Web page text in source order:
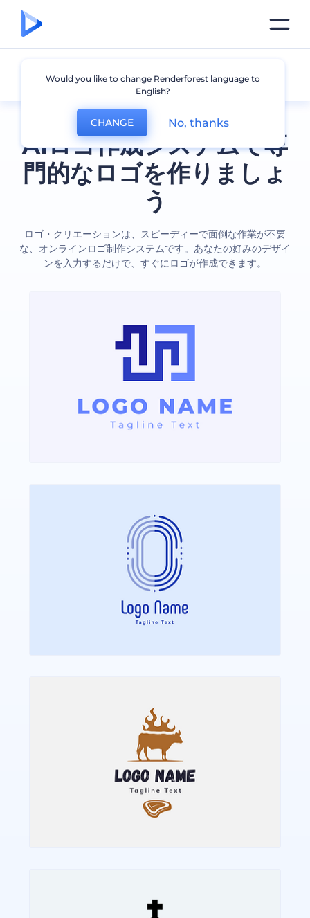
AIロゴ作成システムで専
門的なロゴを作りましょ
う
ロゴ・クリエーションは、スピーディーで面倒な作業が不要
な、オンラインロゴ制作システムです。あなたの好みのデザイ
ンを入力するだけで、すぐにロゴが作成できます。
全てのロゴ
Would you like to change Renderforest language to
English?
CHANGE No, thanks